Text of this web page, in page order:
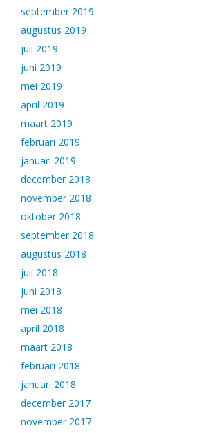
september 2019
augustus 2019
juli 2019
juni 2019
mei 2019
april 2019
maart 2019
februari 2019
januari 2019
december 2018
november 2018
oktober 2018
september 2018
augustus 2018
juli 2018
juni 2018
mei 2018
april 2018
maart 2018
februari 2018
januari 2018
december 2017
november 2017